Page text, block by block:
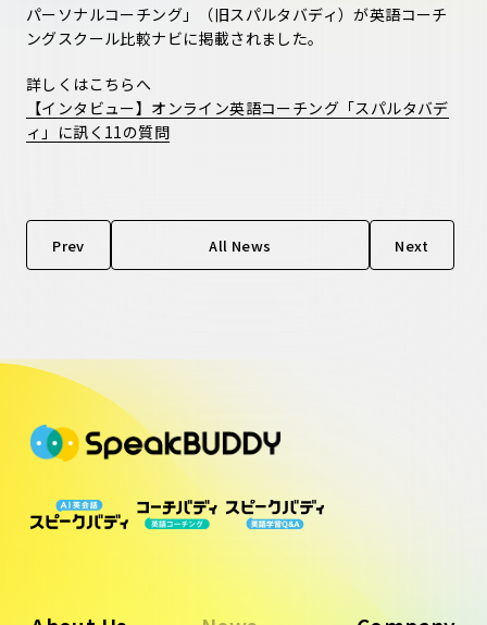
パーソナルコーチング」（旧スパルタバディ）が英語コーチ
ングスクール比較ナビに掲載されました。
詳しくはこちらへ
【インタビュー】オンライン英語コーチング「スパルタバデ
ィ」に訊く11の質問
Prev All News Next